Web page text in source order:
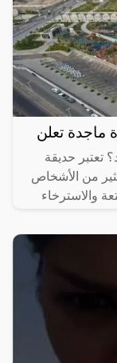
ماجدة تعلن
تعتبر حديقة
من الأشخاص
والاسترخاء